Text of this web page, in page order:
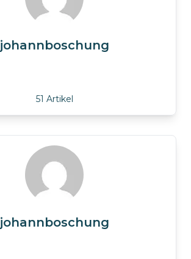
johannboschung
51 Artikel
johannboschung